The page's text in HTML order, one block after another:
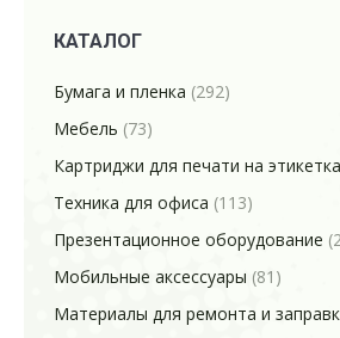
КАТАЛОГ
Бумага и пленка (292)
Мебель (73)
Картриджи для печати на
Техника для офиса (113)
Презентационное оборудование
Мобильные аксессуары (81)
Материалы для ремонта и